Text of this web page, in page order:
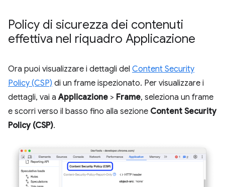
Policy di sicurezza dei contenuti
effettiva nel riquadro Applicazione
Ora puoi visualizzare i dettagli del Content Security
Policy (CSP) di un frame ispezionato. Per visualizzare i
dettagli, vai aApplicazione > Frame, seleziona un frame
e scorri verso il basso fino alla sezione Content Security
Policy (CSP).